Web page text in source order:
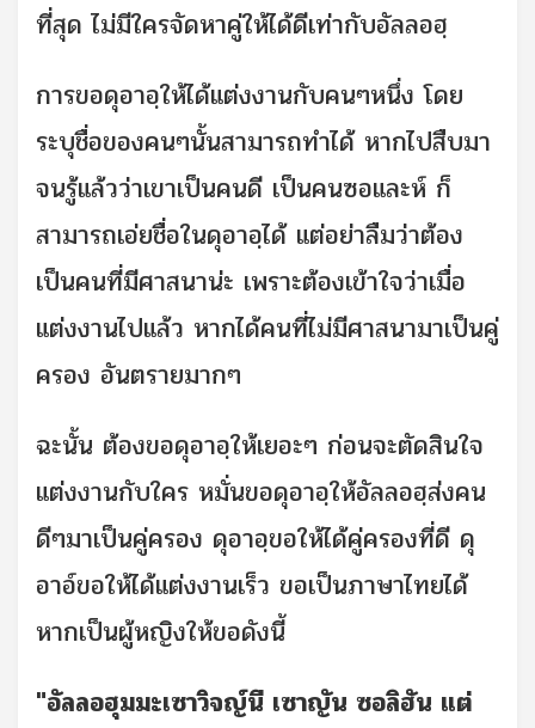
ที่สุด ไม่มีใครจัดหาคู่ให้ได้ดีเท่ากับอัลลอฮฺ
การขอดุอาอฺให้ได้แต่งงานกับคนๆหนึ่ง โดย
ระบุชื่อของคนๆนั้นสามารถทำได้ หากไปสืบมา
จนรู้แล้วว่าเขาเป็นคนดี เป็นคนซอและห์ ก็
สามารถเอ่ยชื่อในดุอาอฺได้ แต่อย่าลืมว่าต้อง
เป็นคนที่มีศาสนาน่ะ เพราะต้องเข้าใจว่าเมื่อ
แต่งงานไปแล้ว หากได้คนที่ไม่มีศาสนามาเป็นคู่
ครอง อันตรายมากๆ
ฉะนั้น ต้องขอดุอาอฺให้เยอะๆ ก่อนจะตัดสินใจ
แต่งงานกับใคร หมั่นขอดุอาอฺให้อัลลอฮฺส่งคน
ดีๆมาเป็นคู่ครอง ดุอาอฺขอให้ได้คู่ครองที่ดี ดุ
อาอ์ขอให้ได้แต่งงานเร็ว ขอเป็นภาษาไทยได้
หากเป็นผู้หญิงให้ขอดังนี้
"อัลลอฮุมมะเซาวิจญ์นี เซาญัน ซอลิฮัน แต่